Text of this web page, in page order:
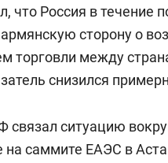
что Россия в течение
сторону о
торговли между
снизился
связал ситуацию
саммите ЕАЭС в